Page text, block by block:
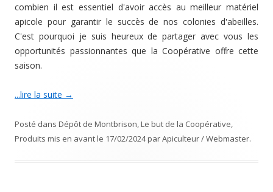
combien il est essentiel d'avoir accès au meilleur matériel
apicole pour garantir le succès de nos colonies d'abeilles.
C'est pourquoi je suis heureux de partager avec vous les
opportunités passionnantes que la Coopérative offre cette
saison.
...lire la suite →
Posté dans Dépôt de Montbrison,Le but de la Coopérative,
Produits mis en avantle 17/02/2024parApiculteur / Webmaster.